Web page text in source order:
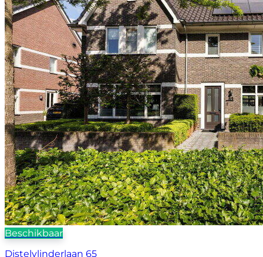
Beschikbaar
Distelvlinderlaan 65